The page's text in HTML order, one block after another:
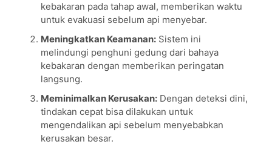
kebakaran pada tahap awal, memberikan waktu
untuk evakuasi sebelum api menyebar.
Meningkatkan Keamanan:Sistem ini
melindungi penghuni gedung dari bahaya
kebakaran dengan memberikan peringatan
langsung.
Meminimalkan Kerusakan:Dengan deteksi dini,
tindakan cepat bisa dilakukan untuk
mengendalikan api sebelum menyebabkan
kerusakan besar.